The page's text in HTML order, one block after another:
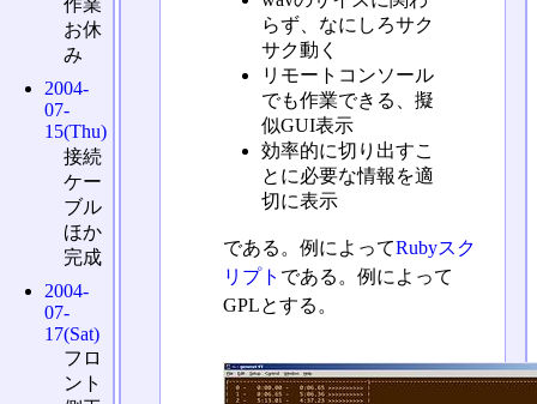
らず、なにしろサク
サク動く
リモートコンソール
でも作業できる、擬
似GUI表示
効率的に切り出すこ
とに必要な情報を適
切に表示
である。例によってRubyスク
リプト である。例によって
GPLとする。
作業
お休
み
2004-
07-
15(Thu)
接続
ケー
ブル
ほか
完成
2004-
07-
17(Sat)
フロ
ント